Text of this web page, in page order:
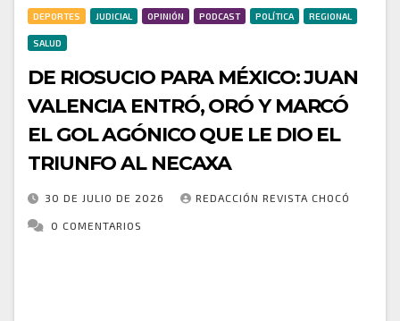
DEPORTES JUDICIAL OPINIÓN PODCAST POLÍTICA REGIONAL
SALUD
DE RIOSUCIO PARA MÉXICO: JUAN
VALENCIA ENTRÓ, ORÓ Y MARCÓ
EL GOL AGÓNICO QUE LE DIO EL
TRIUNFO AL NECAXA
30 DE JULIO DE 2026 REDACCIÓN REVISTA CHOCÓ
0 COMENTARIOS